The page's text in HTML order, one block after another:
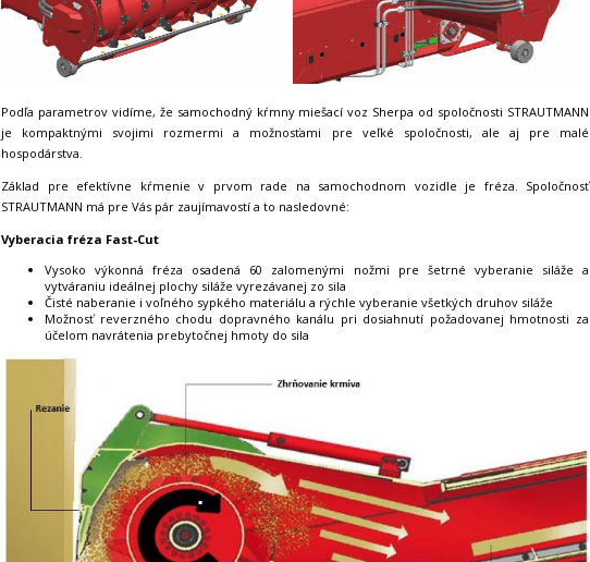
Podľa parametrov vidíme, že samochodný kŕmny miešací voz Sherpa od spoločnosti STRAUTMANN
je kompaktnými svojimi rozmermi a možnosťami pre veľké spoločnosti, ale aj pre malé
hospodárstva.
Základ pre efektívne kŕmenie v prvom rade na samochodnom vozidle je fréza. Spoločnosť
STRAUTMANN má pre Vás pár zaujímavostí a to nasledovné:
Vyberacia fréza Fast-Cut
Vysoko výkonná fréza osadená 60 zalomenými nožmi pre šetrné vyberanie siláže a
vytváraniu ideálnej plochy siláže vyrezávanej zo sila
Čisté naberanie i voľného sypkého materiálu a rýchle vyberanie všetkých druhov siláže
Možnosť reverzného chodu dopravného kanálu pri dosiahnutí požadovanej hmotnosti za
účelom navrátenia prebytočnej hmoty do sila